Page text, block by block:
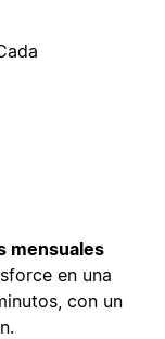
mensuales
en una
con un